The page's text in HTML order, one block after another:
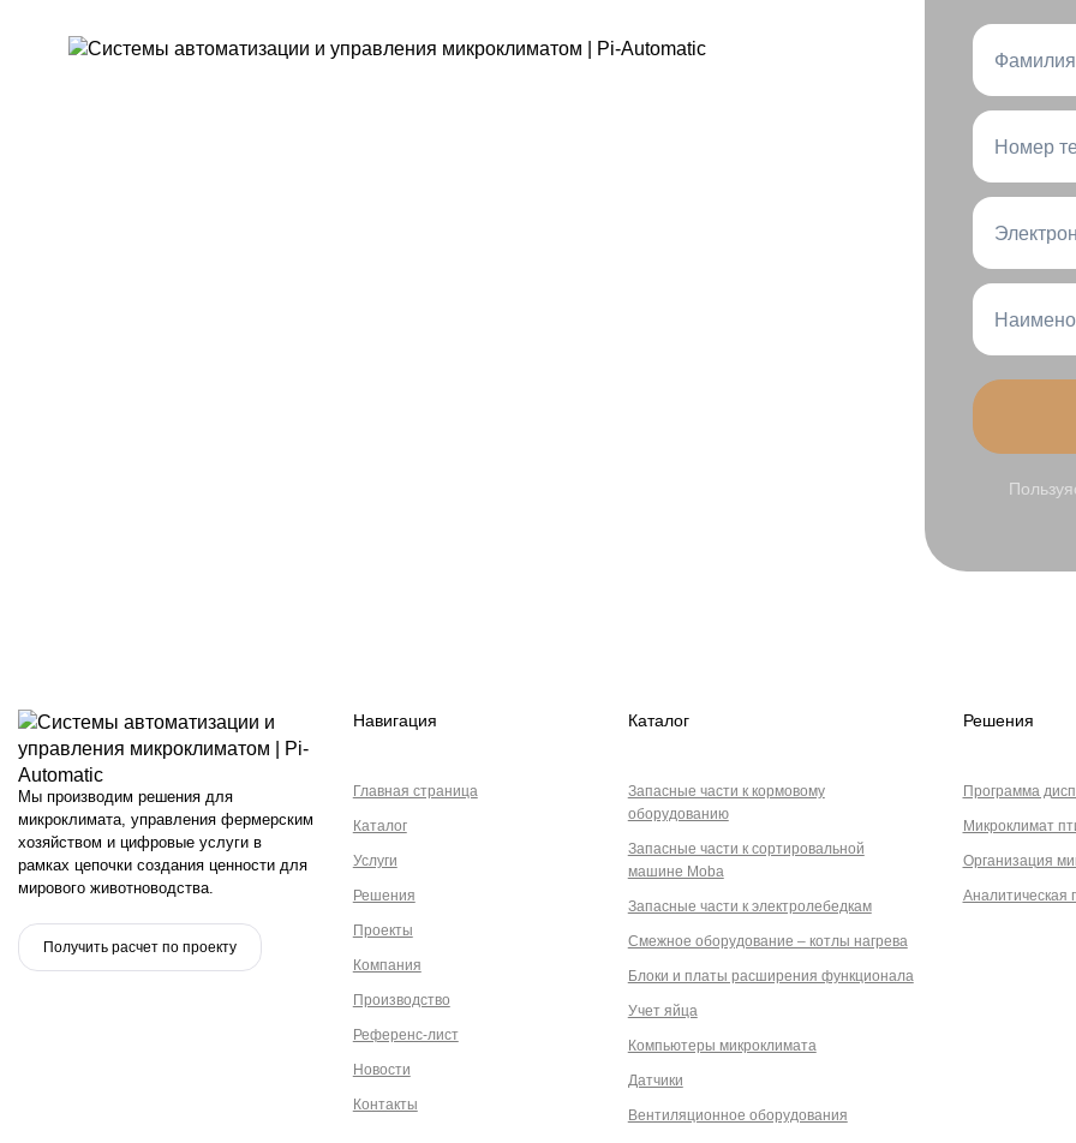
Номер
Мы производим решения для
микроклимата, управления фермерским
хозяйством и цифровые услуги в
рамках цепочки создания ценности для
мирового животноводства.
Получить расчет по проекту
Навигация
Главная страница
Каталог
Услуги
Решения
Проекты
Компания
Производство
Референс-лист
Новости
Контакты
Каталог
Запасные части к кормовому
оборудованию
Запасные части к сортировальной
машине Moba
Запасные части к электролебедкам
Смежное оборудование – котлы нагрева
Блоки и платы расширения функционала
Учет яйца
Компьютеры микроклимата
Датчики
Вентиляционное оборудования
Решения
Программа
Микроклимат
Организация
Аналитическая